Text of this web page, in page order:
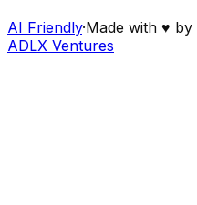
AI Friendly·Made with ♥ by
ADLX Ventures